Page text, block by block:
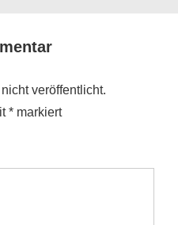
veröffentlicht.
* markiert